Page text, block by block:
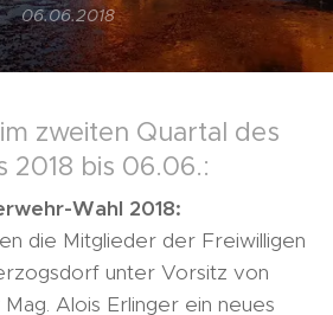
06.06.2018
zweiten Quartal des
2018 bis 06.06.:
Wahl 2018:
die Mitglieder der Freiwilligen
unter Vorsitz von
Alois Erlinger ein neues